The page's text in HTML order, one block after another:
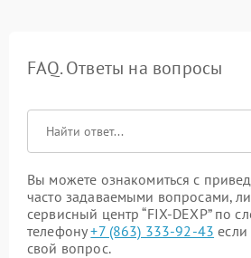
FAQ. Ответы на вопросы
Вы можете ознакомиться с
часто задаваемыми вопросами,
сервисный центр “FIX-DEXP” по
телефону+7 (863) 333-92-43
свой вопрос.